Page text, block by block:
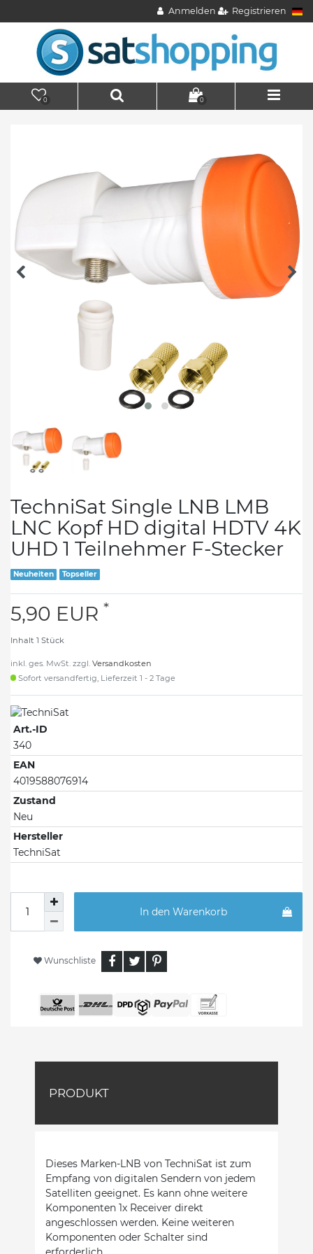
Anmelden Registrieren
0 0
TechniSat Single LNB LMB
LNC Kopf HD digital HDTV 4K
UHD 1 Teilnehmer F-Stecker
Neuheiten Topseller
5,90 EUR *
Inhalt 1 Stück
inkl. ges. MwSt. zzgl. Versandkosten
Sofort versandfertig, Lieferzeit 1 - 2 Tage
Art.-ID
340
EAN
4019588076914
Zustand
Neu
Hersteller
TechniSat
In den Warenkorb
Wunschliste
PRODUKT
Dieses Marken-LNB von TechniSat ist zum
Empfang von digitalen Sendern von jedem
Satelliten geeignet. Es kann ohne weitere
Komponenten 1x Receiver direkt
angeschlossen werden. Keine weiteren
Komponenten oder Schalter sind